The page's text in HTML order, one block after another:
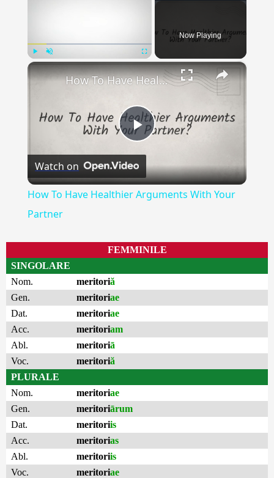
Fullscreen
Now Playing
×
Play
Video
How To Have Healthier Arguments With Your Partner
Watch on
How To Have Healthier Arguments With Your
Partner
FEMMINILE
SINGOLARE
Nom.
meritoriă
Gen.
meritoriae
Dat.
meritoriae
Acc.
meritoriam
Abl.
meritoriā
Voc.
meritoriă
PLURALE
Nom.
meritoriae
Gen.
meritoriārum
Dat.
meritoriis
Acc.
meritorias
Abl.
meritoriis
Voc.
meritoriae